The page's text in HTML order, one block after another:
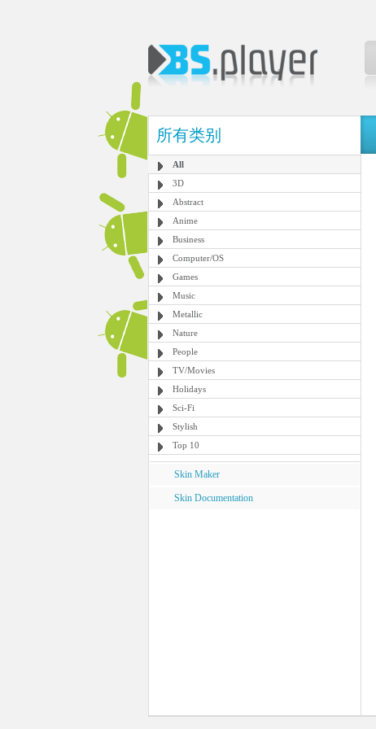
所有类别
All
3D
Abstract
Anime
Business
Computer/OS
Games
Music
Metallic
Nature
People
TV/Movies
Holidays
Sci-Fi
Stylish
Top 10
Skin Maker
Skin Documentation